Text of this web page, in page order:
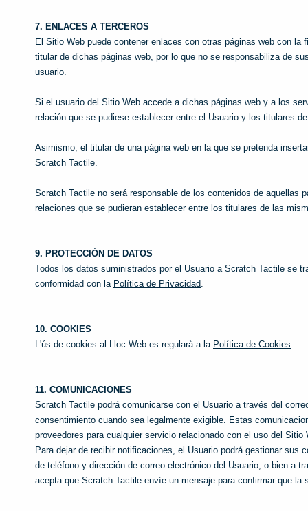
7. ENLACES A TERCEROS
El Sitio Web puede contener enlaces con otras páginas web con
titular de dichas páginas web, por lo que no se responsabiliza de
usuario.
Si el usuario del Sitio Web accede a dichas páginas web y a los
relación que se pudiese establecer entre el Usuario y los titulares
Asimismo, el titular de una página web en la que se pretenda
Scratch Tactile.
Scratch Tactile no será responsable de los contenidos de aquellas
relaciones que se pudieran establecer entre los titulares de las
9. PROTECCIÓN DE DATOS
Todos los datos suministrados por el Usuario a Scratch Tactile se
conformidad con la Política de Privacidad.
10. COOKIES
L'ús de cookies al Lloc Web es regularà a la Política de Cookies.
11. COMUNICACIONES
Scratch Tactile podrá comunicarse con el Usuario a través del
consentimiento cuando sea legalmente exigible. Estas
proveedores para cualquier servicio relacionado con el uso del Sitio
Para dejar de recibir notificaciones, el Usuario podrá gestionar
de teléfono y dirección de correo electrónico del Usuario, o bien a
acepta que Scratch Tactile envíe un mensaje para confirmar que